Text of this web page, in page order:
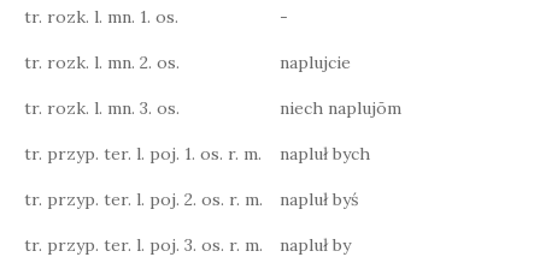
tr. rozk. l. mn. 1. os. -
tr. rozk. l. mn. 2. os. naplujcie
tr. rozk. l. mn. 3. os. niech naplujōm
tr. przyp. ter. l. poj. 1. os. r. m. napluł bych
tr. przyp. ter. l. poj. 2. os. r. m. napluł byś
tr. przyp. ter. l. poj. 3. os. r. m. napluł by